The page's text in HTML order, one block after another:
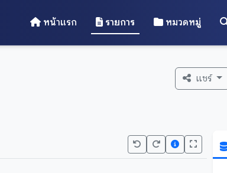
หน้าแรก รายการ หมวดหมู่
แชร์